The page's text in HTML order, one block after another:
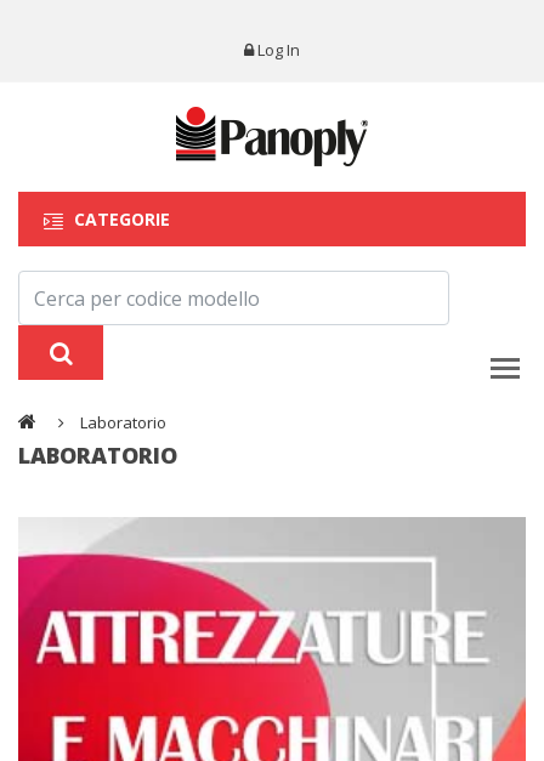
Log In
CATEGORIE
Laboratorio
LABORATORIO